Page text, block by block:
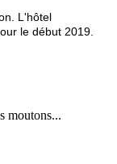
L'hôtel
le début 2019.